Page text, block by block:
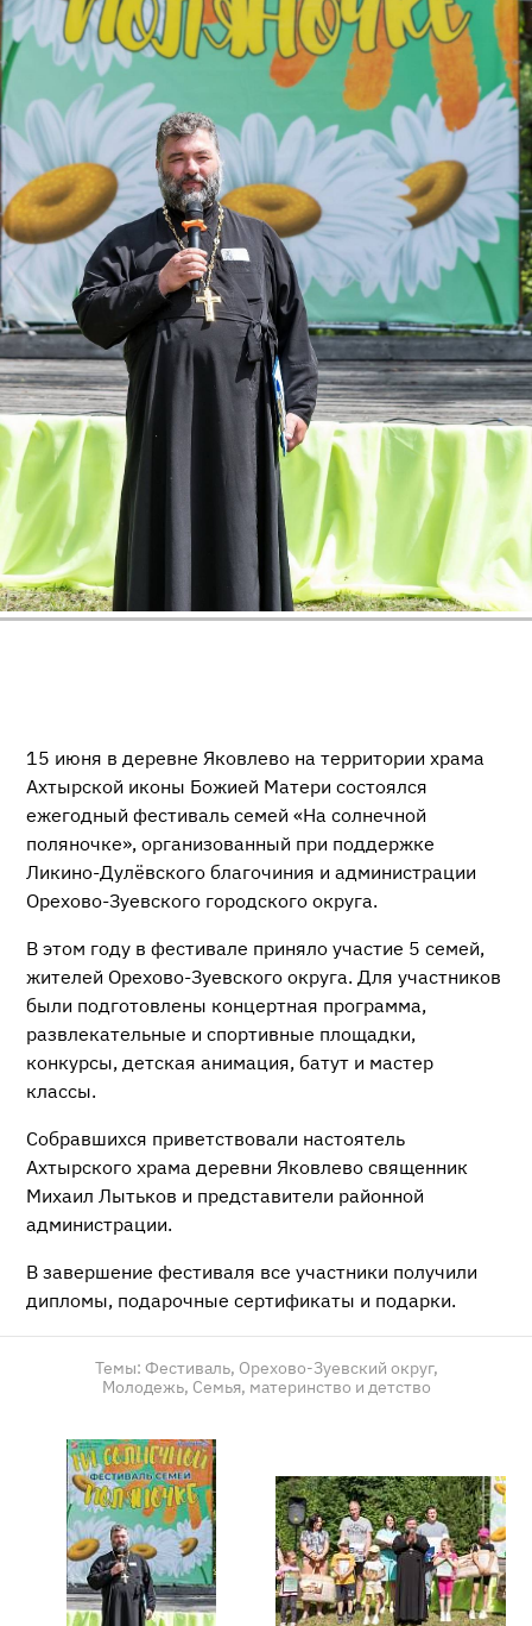
15 июня в деревне Яковлево на территории храма
Ахтырской иконы Божией Матери состоялся
ежегодный фестиваль семей «На солнечной
поляночке», организованный при поддержке
Ликино-Дулёвского благочиния и администрации
Орехово-Зуевского городского округа.
В этом году в фестивале приняло участие 5 семей,
жителей Орехово-Зуевского округа. Для участников
были подготовлены концертная программа,
развлекательные и спортивные площадки,
конкурсы, детская анимация, батут и мастер
классы.
Собравшихся приветствовали настоятель
Ахтырского храма деревни Яковлево священник
Михаил Лытьков и представители районной
администрации.
В завершение фестиваля все участники получили
дипломы, подарочные сертификаты и подарки.
Темы: Фестиваль, Орехово-Зуевский округ,
Молодежь, Семья, материнство и детство